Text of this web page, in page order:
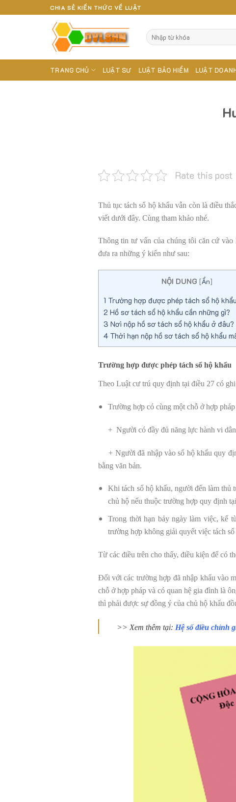
to
CHIA SẺ KIẾN THỨC VỀ LUẬT
TRANG CHỦ LUẬT SƯ LUẬT BẢO HIỂM LUẬT
Rate this post
Thủ tục tách sổ hộ khẩu vẫn còn là điều
viết dưới đây. Cùng tham khảo nhé.
Thông tin tư vấn của chúng tôi căn cứ
đưa ra những ý kiến như sau:
NỘI DUNG [Ẩn]
1 Trường hợp được phép tách sổ hộ khẩu
2 Hồ sơ tách sổ hộ khẩu cần những gì?
3 Nơi nộp hồ sơ tách sổ hộ khẩu ở đâu?
4Thời hạn nộp hồ sơ tách sổ hộ khẩu
Trường hợp được phép tách sổ hộ khẩu
Theo Luật cư trú quy định tại điều 27 có
Trường hợp có cùng một chỗ ở hợp
+ Người có đầy đủ năng lực hành vi dân
+ Người đã nhập vào sổ hộ khẩu quy
bằng văn bản.
Khi tách sổ hộ khẩu, người đến làm thủ
chủ hộ nếu thuộc trường hợp quy định
Trong thời hạn bảy ngày làm việc, kể
trường hợp không giải quyết việc tách
Từ các điều trên cho thấy, điều kiện để có
Đối với các trường hợp đã nhập khẩu vào
chỗ ở hợp pháp và có quan hệ gia đình là
thì phải được sự đồng ý của chủ hộ khẩu
>> Xem thêm tại: Hệ số điều chỉnh